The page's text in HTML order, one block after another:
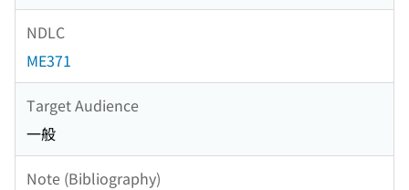
NDLC
ME371
Target Audience
一般
Note (Bibliography)